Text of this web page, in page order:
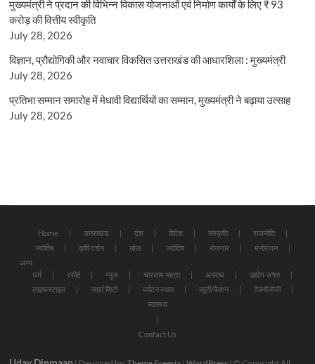
मुख्यमंत्री ने प्रदान की विभिन्न विकास योजनाओं एवं निर्माण कार्यों के लिए ₹ 93
करोड़ की वित्तीय स्वीकृति
July 28, 2026
विज्ञान, प्रौद्योगिकी और नवाचार विकसित उत्तराखंड की आधारशिला : मुख्यमंत्री
July 28, 2026
प्रतिभा सम्मान समारोह में मेधावी विद्यार्थियों का सम्मान, मुख्यमंत्री ने बढ़ाया उत्साह
July 28, 2026
Home उत्तराखंड देश विदेश संस्कृति
राजनीति
ज्योतिष
कृषि दर्शन खेल ज्योतिष रोजगार
मनोरंजन
अन्य
धर्म
रसोई न्यूज़ चारधाम यात्रा अपराध
उद्योग जगत
लाइफस्टाइल
स्मार्ट सिटी पर्यटन स्थल ब्यूटी/फैशन
टेक्नॉलॉजी
स्वास्थ्य
Contact Us